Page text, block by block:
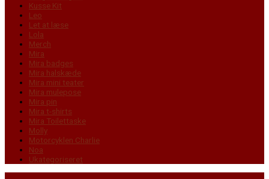
Kusse Kit
Leo
Let at læse
Lola
Merch
Mira
Mira badges
Mira halskæde
Mira mini teater
Mira mulepose
Mira pin
Mira t-shirts
Mira Toilettaske
Molly
Motorcyklen Charlie
Noa
Ukategoriseret